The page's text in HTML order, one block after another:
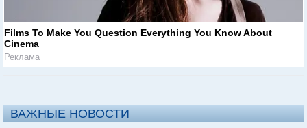
Films To Make You Question Everything You Know About
Cinema
Реклама
ВАЖНЫЕ НОВОСТИ